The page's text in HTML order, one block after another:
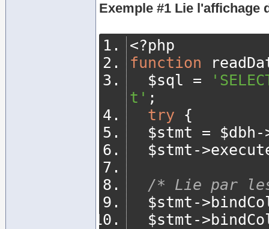
Exemple #1 Lie l'affichage
<?php
function
  $sql
=
t' ;
try
{
	$stmt
= $dbh -
	$stmt
->
/* Lie par les
	$stmt
->
	$stmt
->